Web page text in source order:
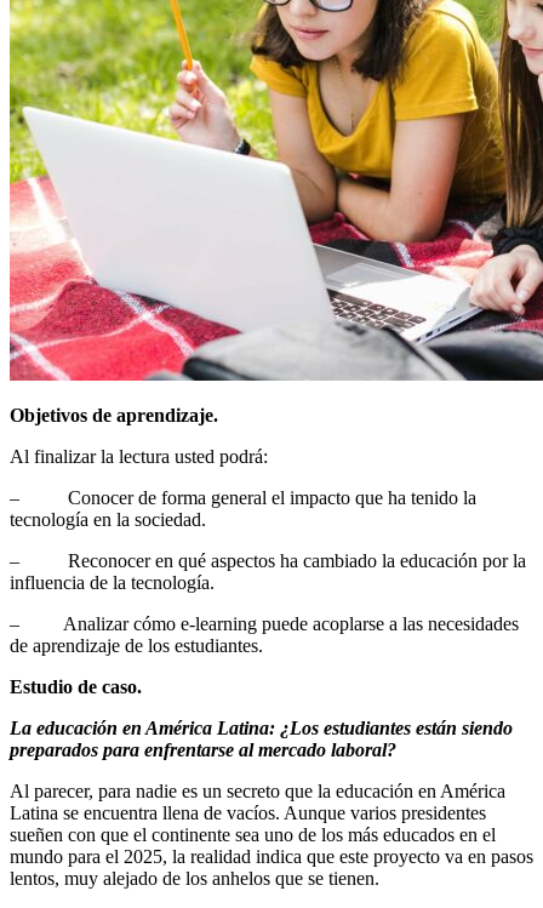
Objetivos de aprendizaje.
Al finalizar la lectura usted podrá:
– Conocer de forma general el impacto que ha tenido la
tecnología en la sociedad.
– Reconocer en qué aspectos ha cambiado la educación por la
influencia de la tecnología.
– Analizar cómo e-learning puede acoplarse a las necesidades
de aprendizaje de los estudiantes.
Estudio de caso.
La educación en América Latina: ¿Los estudiantes están siendo
preparados para enfrentarse al mercado laboral?
Al parecer, para nadie es un secreto que la educación en América
Latina se encuentra llena de vacíos. Aunque varios presidentes
sueñen con que el continente sea uno de los más educados en el
mundo para el 2025, la realidad indica que este proyecto va en pasos
lentos, muy alejado de los anhelos que se tienen.